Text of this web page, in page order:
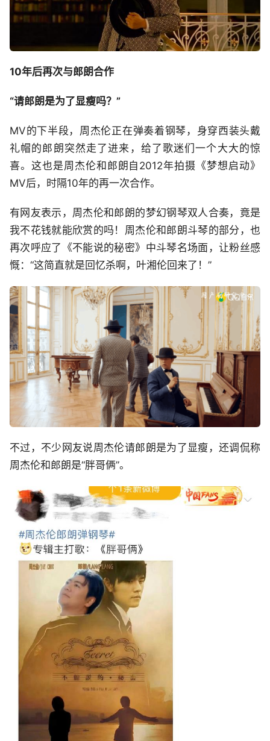
10年后再次与郎朗合作
“请郎朗是为了显瘦吗？”
MV的下半段，周杰伦正在弹奏着钢琴，身穿西装头戴
礼帽的郎朗突然走了进来，给了歌迷们一个大大的惊
喜。这也是周杰伦和郎朗自2012年拍摄《梦想启动》
MV后，时隔10年的再一次合作。
有网友表示，周杰伦和郎朗的梦幻钢琴双人合奏，竟是
我不花钱就能欣赏的吗！周杰伦和郎朗斗琴的部分，也
再次呼应了《不能说的秘密》中斗琴名场面，让粉丝感
慨：“这简直就是回忆杀啊，叶湘伦回来了！”
不过，不少网友说周杰伦请郎朗是为了显瘦，还调侃称
周杰伦和郎朗是“胖哥俩”。